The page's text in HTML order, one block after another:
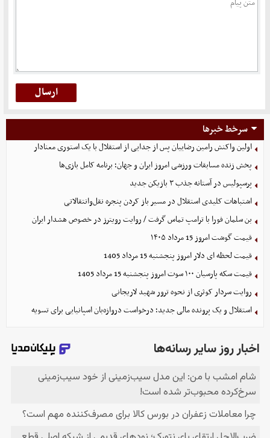
سرخط خبرها
اولین واکنش رامین رضاییان پس از جدایی از استقلال با یک استوری معنادار
پخش زنده مسابقات ورزشی امروز ایران و جهان؛ برنامه کامل بازی‌ها
پرسپولیس در آستانه جذب ۳ بازیکن جدید
اشتباهات کلیدی استقلال در مسیر باز کردن پنجره نقل‌وانتقالاتی
بن سلمان فورا با ترامپ تماس گرفت / روایت رویترز در خصوص هشدار ایران
قیمت گوشت امروز 15 مرداد ۱۴۰۵
قیمت لحظه ای دلار امروز پنجشنبه 15 مرداد 1405
قیمت سکه پارسیان ۱۰۰ سوت امروز پنجشنبه 15 مرداد 1405
روایت سردار کوثری از نحوه ترور شهید لاریجانی
استقلال و یک پرونده مالی جدید؛ درخواست دروازه‌بان اسپانیایی برای تسویه